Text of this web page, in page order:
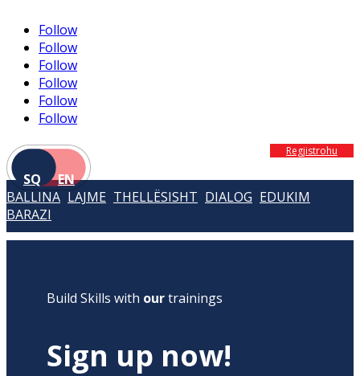
Follow
Follow
Follow
Follow
Follow
Follow
SQ EN
Regjistrohu
BALLINA LAJME THELLËSISHT DIALOG EDUKIM
BARAZI
Build Skills with ourtrainings
Sign up now!